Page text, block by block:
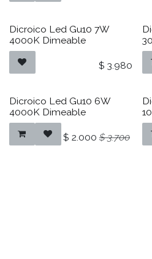
Dicroico Led Gu10 7W
4000K Dimeable
$ 3.980
Dicroico Led Gu10 6W
4000K Dimeable
$ 2.000 $3.700